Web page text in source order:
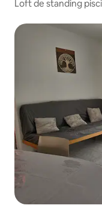
Loft de standing